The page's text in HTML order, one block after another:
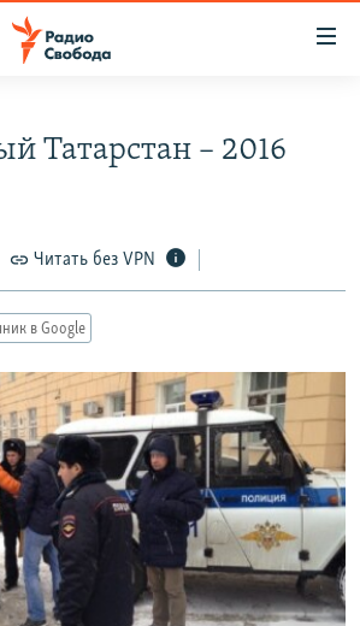
РАССЫЛКУ
Татарстан – 2016
Читать без VPN
в Google